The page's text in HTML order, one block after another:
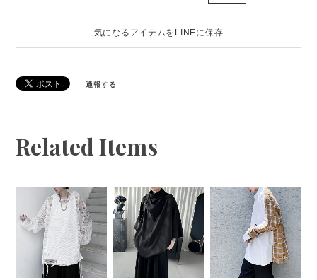
気になるアイテムをLINEに保存
通報する
Related Items